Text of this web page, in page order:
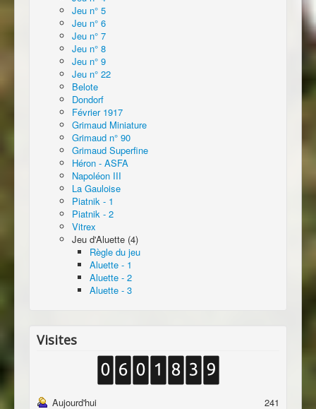
Jeu n° 5
Jeu n° 6
Jeu n° 7
Jeu n° 8
Jeu n° 9
Jeu n° 22
Belote
Dondorf
Février 1917
Grimaud Miniature
Grimaud n° 90
Grimaud Superfine
Héron - ASFA
Napoléon III
La Gauloise
Piatnik - 1
Piatnik - 2
Vitrex
Jeu d'Aluette (4)
Règle du jeu
Aluette - 1
Aluette - 2
Aluette - 3
Visites
Aujourd'hui 241